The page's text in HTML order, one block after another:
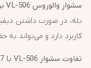
سشوار والوروس VL-506 برای موهای فر مناسب است؟
بله، در صورت داشتن
کاربرد دارد و می‌تواند
تفاوت سشوار VL-506 با VL-507 و VL-508 چیست؟